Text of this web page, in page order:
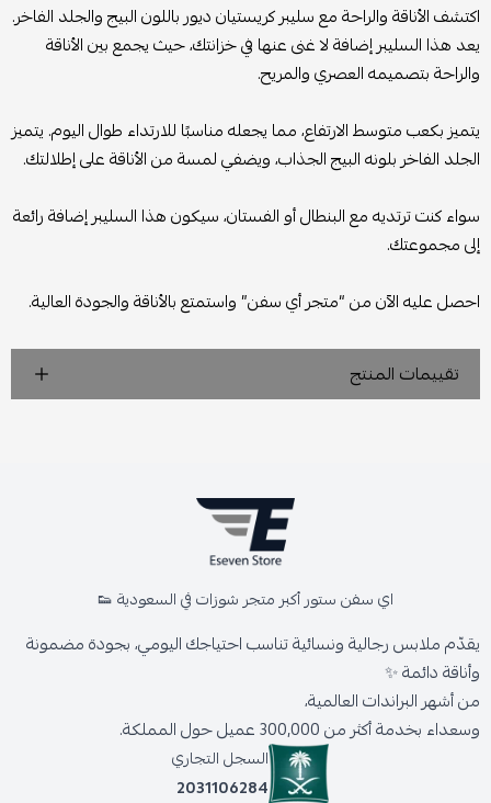
اكتشف الأناقة والراحة مع سليبر كريستيان ديور باللون البيج والجلد الفاخر.
يعد هذا السليبر إضافة لا غنى عنها في خزانتك، حيث يجمع بين الأناقة
والراحة بتصميمه العصري والمريح.
يتميز بكعب متوسط الارتفاع، مما يجعله مناسبًا للارتداء طوال اليوم. يتميز
الجلد الفاخر بلونه البيج الجذاب، ويضفي لمسة من الأناقة على إطلالتك.
سواء كنت ترتديه مع البنطال أو الفستان، سيكون هذا السليبر إضافة رائعة
إلى مجموعتك.
احصل عليه الآن من “متجر أي سفن” واستمتع بالأناقة والجودة العالية.
تقييمات المنتج
اي سفن ستور أكبر متجر شوزات في السعودية 👟
يقدّم ملابس رجالية ونسائية تناسب احتياجك اليومي، بجودة مضمونة
وأناقة دائمة ✨
من أشهر البراندات العالمية،
وسعداء بخدمة أكثر من 300,000 عميل حول المملكة.
السجل التجاري
2031106284